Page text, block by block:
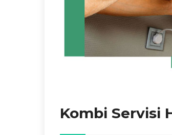
Kombi Servisi